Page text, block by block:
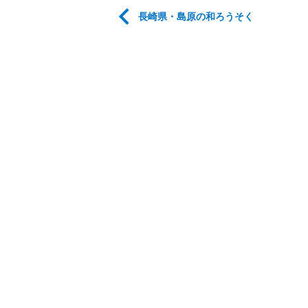
長崎県・島原の和ろうそく